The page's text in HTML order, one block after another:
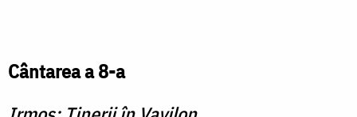
Cântarea a 8-a